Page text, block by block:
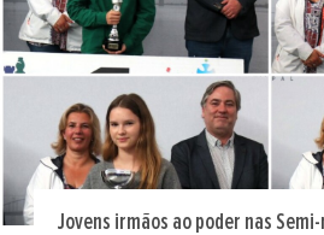
Jovens irmãos ao poder nas